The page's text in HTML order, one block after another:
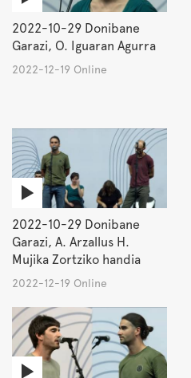
2022-10-29 Donibane
Garazi, O. Iguaran Agurra
2022-12-19 Online
2022-10-29 Donibane
Garazi, A. Arzallus H.
Mujika Zortziko handia
2022-12-19 Online